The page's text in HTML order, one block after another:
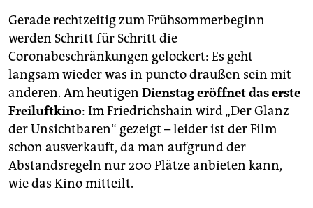
abo
genossenschaft
epaper login
Gerade rechtzeitig zum Frühsommerbeginn
werden Schritt für Schritt die
Coronabeschränkungen gelockert: Es geht
langsam wieder was in puncto draußen sein mit
anderen. Am heutigen Dienstageröffnet das erste
Freiluftkino: Im Friedrichshain wird „Der Glanz
der Unsichtbaren“ gezeigt – leider ist der Film
schon ausverkauft, da man aufgrund der
Abstandsregeln nur 200 Plätze anbieten kann,
wie das Kino mitteilt.